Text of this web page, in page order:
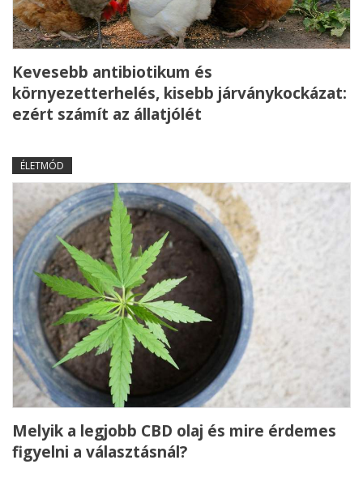
Kevesebb antibiotikum és
környezetterhelés, kisebb járványkockázat:
ezért számít az állatjólét
ÉLETMÓD
Melyik a legjobb CBD olaj és mire érdemes
figyelni a választásnál?